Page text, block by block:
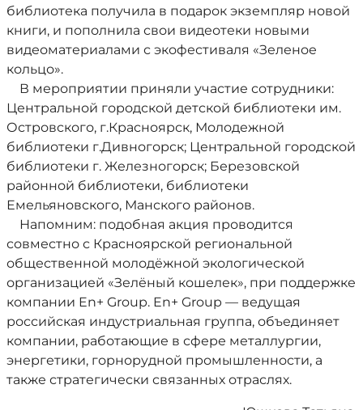
библиотека получила в подарок экземпляр новой
книги, и пополнила свои видеотеки новыми
видеоматериалами с экофестиваля «Зеленое
кольцо».
В мероприятии приняли участие сотрудники:
Центральной городской детской библиотеки им.
Островского, г.Красноярск, Молодежной
библиотеки г.Дивногорск; Центральной городской
библиотеки г. Железногорск; Березовской
районной библиотеки, библиотеки
Емельяновского, Манского районов.
Напомним: подобная акция проводится
совместно с Красноярской региональной
общественной молодёжной экологической
организацией «Зелёный кошелек», при поддержке
компании En+ Group. En+ Group — ведущая
российская индустриальная группа, объединяет
компании, работающие в сфере металлургии,
энергетики, горнорудной промышленности, а
также стратегически связанных отраслях.